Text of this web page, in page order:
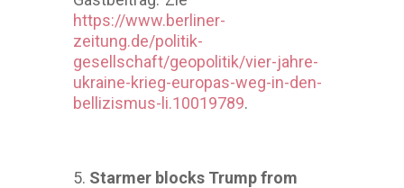
https://www.berliner-
zeitung.de/politik-
gesellschaft/geopolitik/vier-jahre-
ukraine-krieg-europas-weg-in-den-
bellizismus-li.10019789.
Starmer blocks Trump from